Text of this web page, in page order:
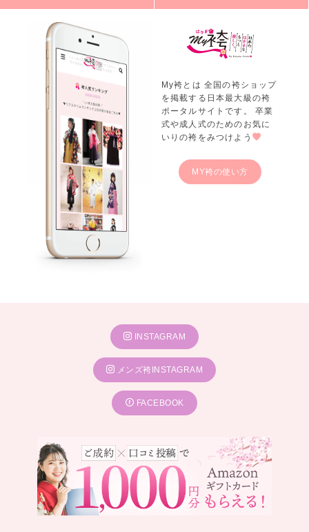
My袴とは 全国の袴ショップ
を掲載する日本最大級の袴
ポータルサイトです。 卒業
式や成人式のためのお気に
いりの袴をみつけよう
MY袴の使い方
INSTAGRAM
メンズ袴INSTAGRAM
FACEBOOK